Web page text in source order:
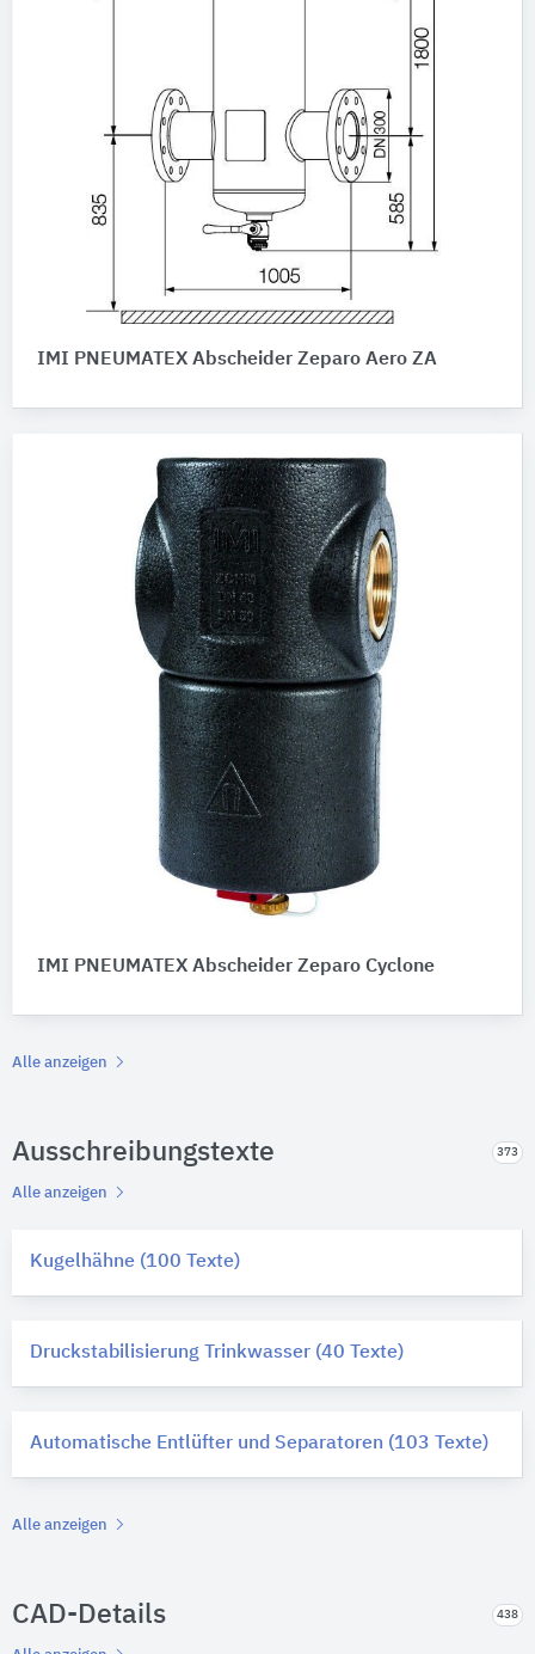
IMI PNEUMATEX Abscheider Zeparo Aero ZA
IMI PNEUMATEX Abscheider Zeparo Cyclone
Alle anzeigen
Ausschreibungstexte 373
Alle anzeigen
Kugelhähne (100 Texte)
Druckstabilisierung Trinkwasser (40 Texte)
Automatische Entlüfter und Separatoren (103 Texte)
Alle anzeigen
CAD-Details 438